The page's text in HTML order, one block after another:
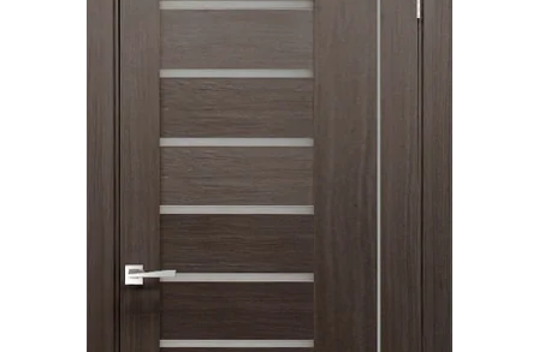
Фото работ